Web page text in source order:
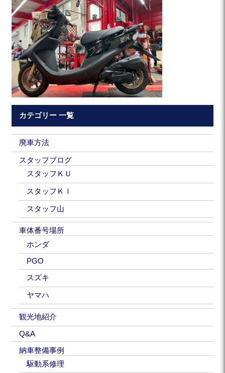
カテゴリー 一覧
廃車方法
スタッフブログ
スタッフＫＵ
スタッフＫＩ
スタッフ山
車体番号場所
ホンダ
PGO
スズキ
ヤマハ
観光地紹介
Q&A
納車整備事例
駆動系修理